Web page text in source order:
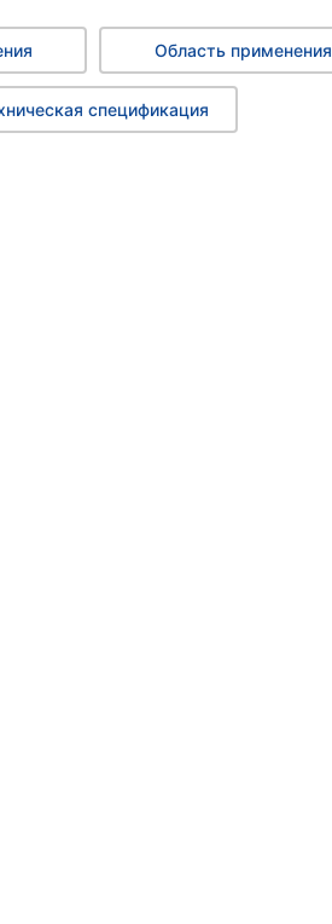
Область применения
спецификация